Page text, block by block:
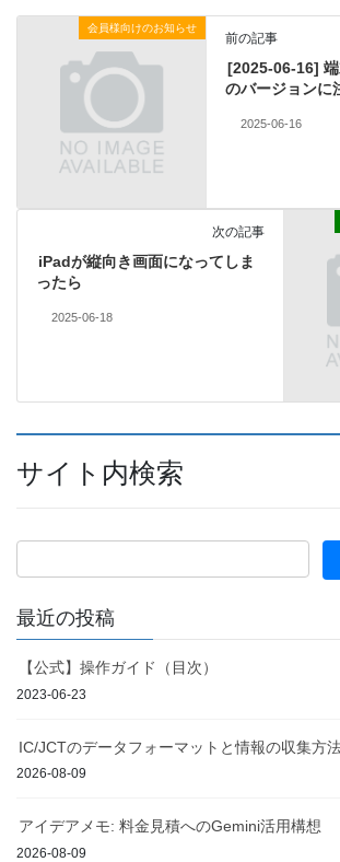
会員様向けのお知らせ
前の記事
[2025-06-16] 端
のバージョンに
2025-06-16
次の記事
iPadが縦向き画面になってしま
ったら
2025-06-18
サイト内検索
最近の投稿
【公式】操作ガイド（目次）
2023-06-23
IC/JCTのデータフォーマットと情報の収集方
2026-08-09
アイデアメモ: 料金見積へのGemini活用構想
2026-08-09